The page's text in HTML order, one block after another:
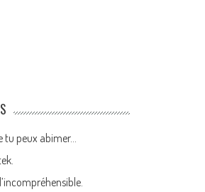
tu peux abimer…